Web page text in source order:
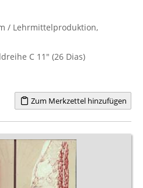
/ Lehrmittelproduktion,
C 11" (26 Dias)
Zum Merkzettel hinzufügen